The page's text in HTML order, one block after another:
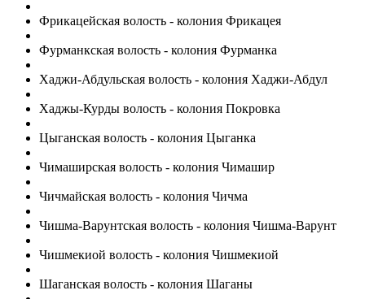
Фрикацейская волость - колония Фрикацея
Фурманкская волость - колония Фурманка
Хаджи-Абдульская волость - колония Хаджи-Абдул
Хаджы-Курды волость - колония Покровка
Цыганская волость - колония Цыганка
Чимаширская волость - колония Чимашир
Чичмайская волость - колония Чичма
Чишма-Варунтская волость - колония Чишма-Варунт
Чишмекиой волость - колония Чишмекиой
Шаганская волость - колония Шаганы